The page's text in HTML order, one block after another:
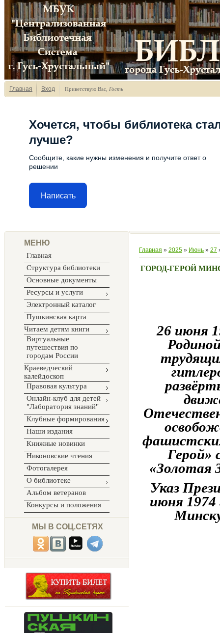
Главная Вход Приветствую Вас Гость
Хочется, чтобы библиотека
лучше?
Сообщите, какие нужны изменения и получите ответ о
решении
Написать
МЕНЮ
Главная
Структура библиотеки
Основные документы
Ресурсы и услуги
Электронный каталог
Пушкинская карта
Читаем детям книги
Виртуальные
путешествия по
городам России
Краеведческий
калейдоскоп
Правовая культура
Онлайн-клуб для детей
"Лаборатория знаний"
Клубные формирования
Наши издания
Книжные новинки
Никоновские чтения
Фотогалерея
О библиотеке
Альбом ветеранов
Конкурсы и положения
МЫ В СОЦ.СЕТЯХ
Главная » 2025 » Июнь » 27
ГОРОД-ГЕРОЙ
26 июня
Герой»
«Золотая
Указ
июня 1974